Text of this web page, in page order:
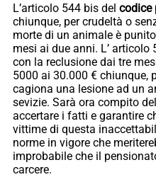
L’articolo 544 bis del codice
chiunque, per crudeltà o
morte di un animale è
mesi ai due anni. L’ articolo
con la reclusione dai tre
5000 ai 30.000 € chiunque,
cagiona una lesione ad un
sevizie. Sarà ora compito
accertare i fatti e garantire
vittime di questa
norme in vigore che
improbabile che il
carcere.